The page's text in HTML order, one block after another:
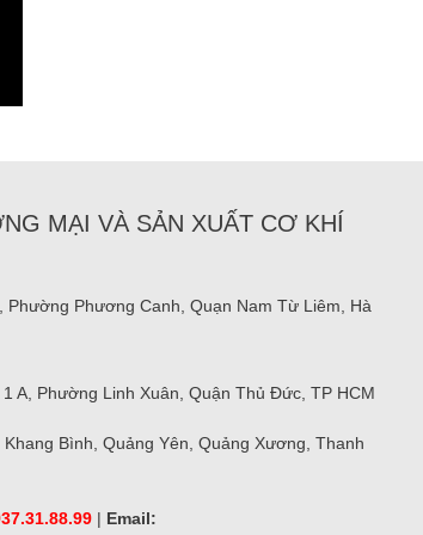
MẠI VÀ SẢN XUẤT CƠ KHÍ
Phường Phương Canh, Quạn Nam Từ Liêm, Hà
A, Phường Linh Xuân, Quận Thủ Đức, TP HCM
Bình, Quảng Yên, Quảng Xương, Thanh
| Email: